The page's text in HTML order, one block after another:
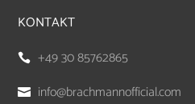
KONTAKT
 +49 30 85762865
 info@brachmannofficial.com